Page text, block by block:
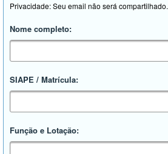
Privacidade: Seu email não será compartilhado.
Nome completo:
SIAPE / Matrícula:
Função e Lotação: